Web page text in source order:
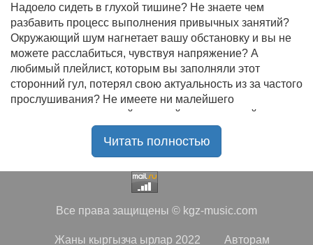
Надоело сидеть в глухой тишине? Не знаете чем
разбавить процесс выполнения привычных занятий?
Окружающий шум нагнетает вашу обстановку и вы не
можете расслабиться, чувствуя напряжение? А
любимый плейлист, которым вы заполняли этот
сторонний гул, потерял свою актуальность из за частого
прослушивания? Не имеете ни малейшего
представления, где найти новый качественный контент
на замену старому? В таком случае вы обратились по
радостью приветствует своих старых и новых
чудесную подборку самых лучших песен всех времён
Читать полностью
Все права защищены © kgz-music.com
Жаны кыргызча ырлар 2022 Авторам